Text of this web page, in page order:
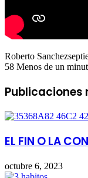
Roberto Sanchez
58 Menos de un
EL FIN O LA
octubre 6, 2023